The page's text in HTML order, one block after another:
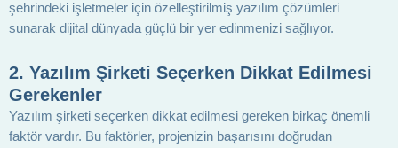
şehrindeki işletmeler için özelleştirilmiş yazılım çözümleri
sunarak dijital dünyada güçlü bir yer edinmenizi sağlıyor.
2. Yazılım Şirketi Seçerken Dikkat Edilmesi
Gerekenler
Yazılım şirketi seçerken dikkat edilmesi gereken birkaç önemli
faktör vardır. Bu faktörler, projenizin başarısını doğrudan